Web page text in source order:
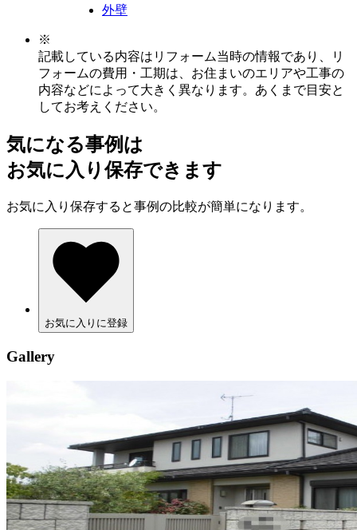
外壁
※
記載している内容はリフォーム当時の情報であり、リ
フォームの費用・工期は、お住まいのエリアや工事の
内容などによって大きく異なります。あくまで目安と
してお考えください。
気になる事例は
お気に入り保存できます
お気に入り保存すると事例の比較が簡単になります。
お気に入りに登録
Gallery